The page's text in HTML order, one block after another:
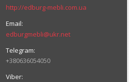
http://edburg-mebli.com.ua
edburgmebli@ukr.net
+380636054050